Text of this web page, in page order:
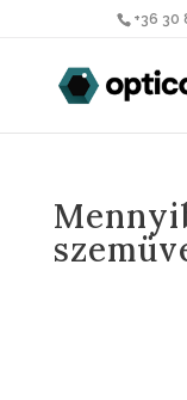
+36 30